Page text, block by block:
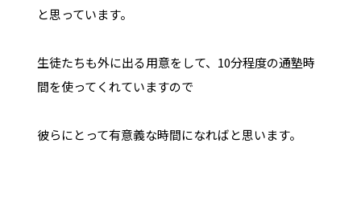
と思っています。
生徒たちも外に出る用意をして、10分程度の通塾時
間を使ってくれていますので
彼らにとって有意義な時間になればと思います。